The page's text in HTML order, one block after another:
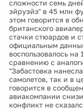
сложности семь
эйруэйз" в 45 млн
этом говорится в
британского
стачки стюардов и
официальным
воспользовалось
сравнению с
"Забастовка
самолетов, так и в
говорится в
авиакомпании
конфликт не